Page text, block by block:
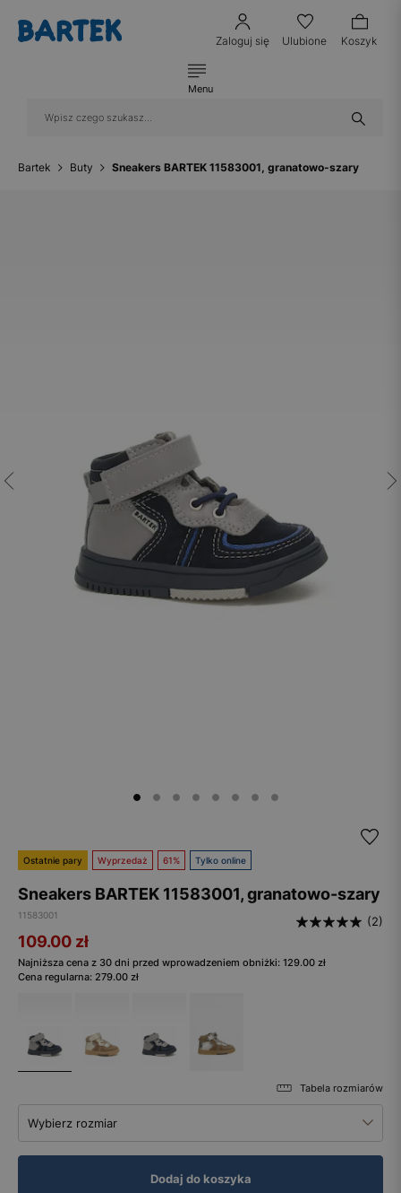
Zaloguj się Ulubione Koszyk
Menu
Bartek Buty Sneakers BARTEK 11583001, granatowo-szary
Ostatnie pary Wyprzedaż 61% Tylko online
Sneakers BARTEK 11583001, granatowo-szary
11583001 (2)
109.00 zł
Najniższa cena z 30 dni przed wprowadzeniem obniżki: 129.00 zł
Cena regularna: 279.00 zł
Tabela rozmiarów
Wybierz rozmiar
Dodaj do koszyka